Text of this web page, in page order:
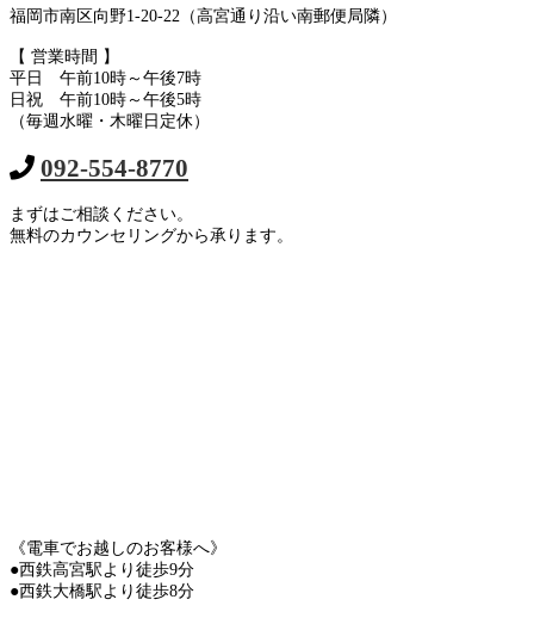
福岡市南区向野1-20-22（高宮通り沿い南郵便局隣）
【 営業時間 】
平日 午前10時～午後7時
日祝 午前10時～午後5時
（毎週水曜・木曜日定休）
092-554-8770
まずはご相談ください。
無料のカウンセリングから承ります。
《電車でお越しのお客様へ》
●西鉄高宮駅より徒歩9分
●西鉄大橋駅より徒歩8分